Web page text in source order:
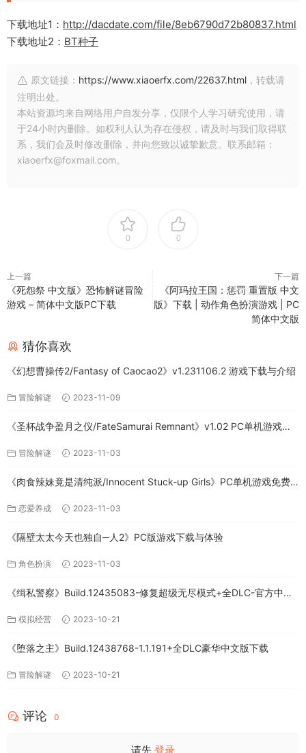
下载地址1： http://dacdate.com/file/8eb6790d72b80837.html
下载地址2： BT种子
原文链接： https://www.xiaoerfx.com/22637.html ，转载请
注明出处。
本站资源均来自网络用户自发分享，仅限个人学习研究使用，请
于24小时内删除。如权利人认为存在侵权，请及时与我们取得联
系，我们会及时修改删除，并向您致以诚挚歉意。联系邮箱：
xiaoerfx@foxmail.com。
0 0
上一篇
《死怨祭 中文版》恐怖解谜冒险
游戏 – 简体中文版PC下载
下一篇
《阿玛拉王国：惩罚 重置版 中文
版》下载 | 动作角色扮演游戏 | PC
简体中文版
猜你喜欢
《幻想曹操传2/Fantasy of Caocao2》v1.231106.2 游戏下载与介绍
冒险解谜 2023-11-09
《圣杯战争盈月之仪/FateSamurai Remnant》v1.02 PC单机游戏下
冒险解谜 2023-11-03
《肉食辣妹竟是清纯派/Innocent Stuck-up Girls》PC单机游戏免费
恋爱养成 2023-11-03
《隔壁太太今天也独自─人2》PC版游戏下载与体验
角色扮演 2023-11-03
《缉私警察》Build.12435083-修复超级无尽模式+全DLC-官方中文-
模拟经营 2023-10-21
《堕落之主》Build.12438768-1.1.191+全DLC豪华中文版下载
冒险解谜 2023-10-21
评论 0
请先 登录